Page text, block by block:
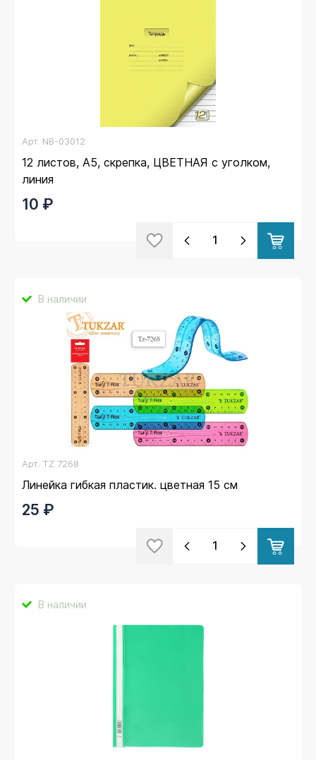
Арт. NB-03012
12 листов, А5, скрепка, ЦВЕТНАЯ с уголком,
линия
10 ₽
В наличии
Арт. TZ 7268
Линейка гибкая пластик. цветная 15 см
25 ₽
В наличии